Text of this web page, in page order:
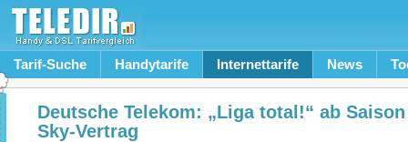
Tarif-Suche Handytarife Internettarife News
Deutsche Telekom: „Liga total!“ ab
Sky-Vertrag